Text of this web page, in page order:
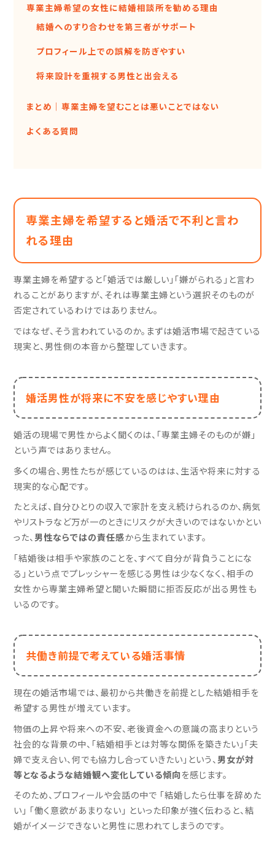
専業主婦希望の女性に結婚相談所を勧める理由
結婚へのすり合わせを第三者がサポート
プロフィール上での誤解を防ぎやすい
将来設計を重視する男性と出会える
まとめ｜専業主婦を望むことは悪いことではない
よくある質問
専業主婦を希望すると婚活で不利と言わ
れる理由
専業主婦を希望すると「婚活では厳しい」「嫌がられる」と言わ
れることがありますが、それは専業主婦という選択そのものが
否定されているわけではありません。
ではなぜ、そう言われているのか。まずは婚活市場で起きている
現実と、男性側の本音から整理していきます。
婚活男性が将来に不安を感じやすい理由
婚活の現場で男性からよく聞くのは、「専業主婦そのものが嫌」
という声ではありません。
多くの場合、男性たちが感じているのはは、生活や将来に対する
現実的な心配です。
たとえば、自分ひとりの収入で家計を支え続けられるのか、病気
やリストラなど万が一のときにリスクが大きいのではないかとい
った、 男性ならではの責任感から生まれています。
「結婚後は相手や家族のことを、すべて自分が背負うことにな
る」という点でプレッシャーを感じる男性は少なくなく、相手の
女性から専業主婦希望と聞いた瞬間に拒否反応が出る男性も
いるのです。
共働き前提で考えている婚活事情
現在の婚活市場では、最初から共働きを前提とした結婚相手を
希望する男性が増えています。
物価の上昇や将来への不安、老後資金への意識の高まりという
社会的な背景の中、「結婚相手とは対等な関係を築きたい」「夫
婦で支え合い、何でも協力し合っていきたい」という、 男女が対
等となるような結婚観へ変化している傾向を感じます。
そのため、プロフィールや会話の中で 「結婚したら仕事を辞めた
い」 「働く意欲があまりない」 といった印象が強く伝わると、結
婚がイメージできないと男性に思われてしまうのです。